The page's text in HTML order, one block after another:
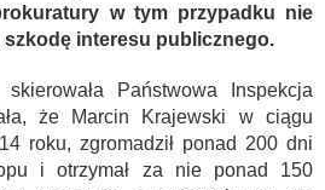
w tym przypadku nie
szkodę interesu publicznego.
Państwowa Inspekcja
że Marcin Krajewski w ciągu
roku, zgromadził ponad 200 dni
i otrzymał za nie ponad 150